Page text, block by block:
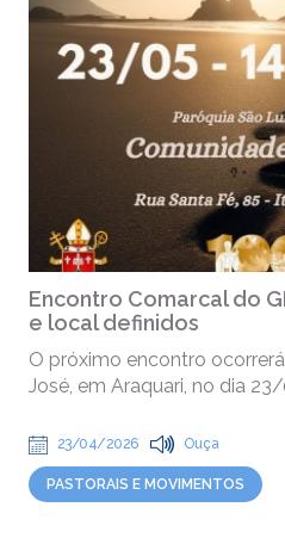
Encontro Comarcal do
e local definidos
O próximo encontro
José, em Araquari, no dia
23/04/2026 Ouça
PASTORAIS E MOVIMENTOS